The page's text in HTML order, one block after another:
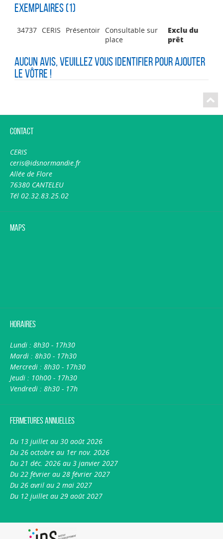
Exemplaires (1)
34737 CERIS Présentoir Consultable sur
place
Exclu du
prêt
Aucun avis, veuillez vous identifier pour ajouter
le vôtre !
Contact
CERIS
ceris@idsnormandie.fr
Allée de Flore
76380 CANTELEU
Tél 02.32.83.25.02
Maps
Horaires
Lundi : 8h30 - 17h30
Mardi : 8h30 - 17h30
Mercredi : 8h30 - 17h30
Jeudi : 10h00 - 17h30
Vendredi : 8h30 - 17h
Fermetures annuelles
Du 13 juillet au 30 août 2026
Du 26 octobre au 1er nov. 2026
Du 21 déc. 2026 au 3 janvier 2027
Du 22 février au 28 février 2027
Du 26 avril au 2 mai 2027
Du 12 juillet au 29 août 2027